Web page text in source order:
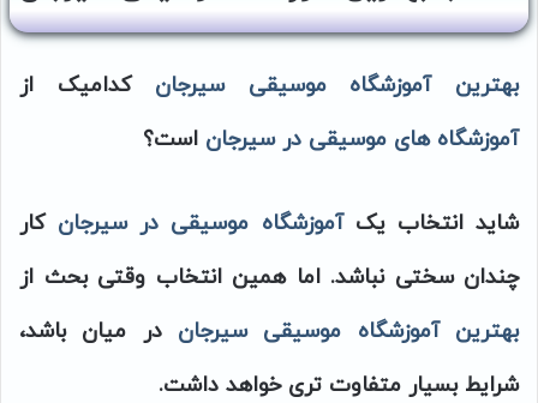
بهترین آموزشگاه موسیقی سیرجانکدامیک از
آموزشگاه های موسیقی در سیرجان است؟
شاید انتخاب یکآموزشگاه موسیقی در سیرجان کار
چندان سختی نباشد. اما همین انتخاب وقتی بحث از
بهترین آموزشگاه موسیقی سیرجان در میان باشد،
شرایط بسیار متفاوت تری خواهد داشت.